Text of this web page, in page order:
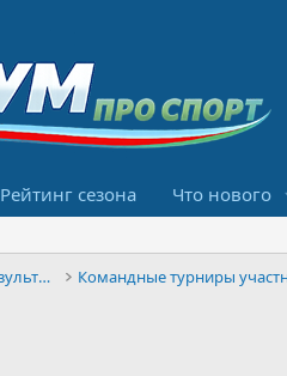
Рейтинг сезона Что нового
Конкурсы прогнозов и обсуждение результатов Командные турниры